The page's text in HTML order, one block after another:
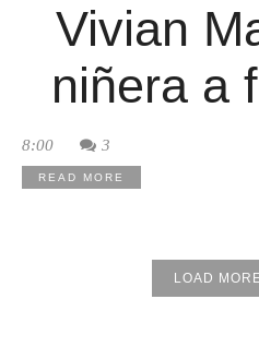
Vivian
niñera a
8:00 3
READ MORE
LOAD